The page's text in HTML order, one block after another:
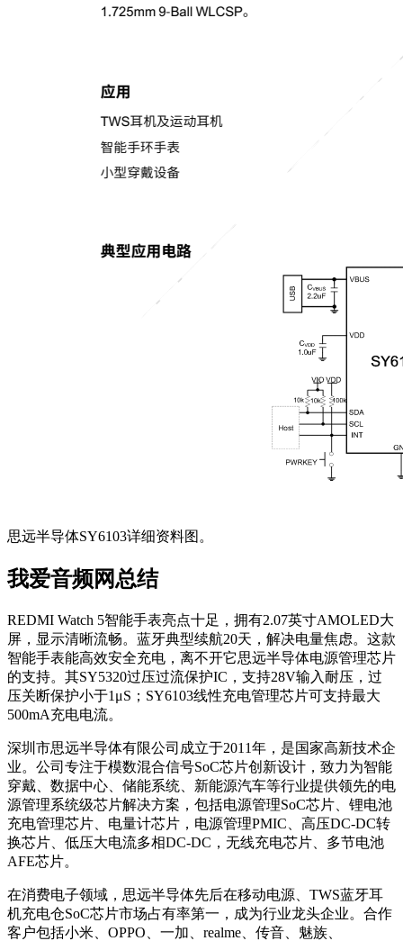
思远半导体SY6103详细资料图。
我爱音频网总结
REDMI Watch 5智能手表亮点十足，拥有2.07英寸AMOLED大
屏，显示清晰流畅。蓝牙典型续航20天，解决电量焦虑。这款
智能手表能高效安全充电，离不开它思远半导体电源管理芯片
的支持。其SY5320过压过流保护IC，支持28V输入耐压，过
压关断保护小于1μS；SY6103线性充电管理芯片可支持最大
500mA充电电流。
深圳市思远半导体有限公司成立于2011年，是国家高新技术企
业。公司专注于模数混合信号SoC芯片创新设计，致力为智能
穿戴、数据中心、储能系统、新能源汽车等行业提供领先的电
源管理系统级芯片解决方案，包括电源管理SoC芯片、锂电池
充电管理芯片、电量计芯片，电源管理PMIC、高压DC-DC转
换芯片、低压大电流多相DC-DC，无线充电芯片、多节电池
AFE芯片。
在消费电子领域，思远半导体先后在移动电源、TWS蓝牙耳
机充电仓SoC芯片市场占有率第一，成为行业龙头企业。合作
客户包括小米、OPPO、一加、realme、传音、魅族、